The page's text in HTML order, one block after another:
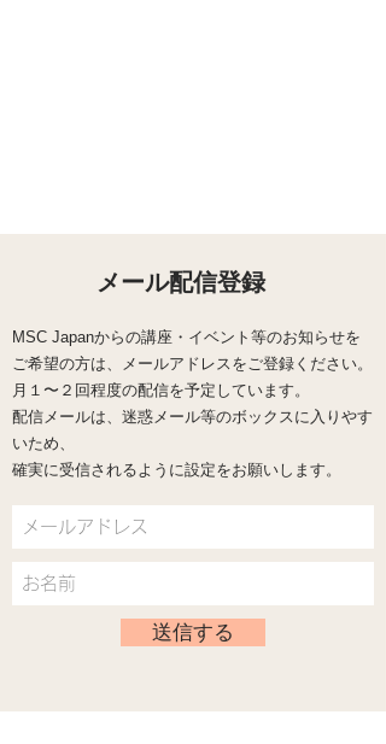
メール配信登録
MSC Japanからの講座・イベント等のお知らせを
ご希望の方は、メールアドレスをご登録ください。
​月１〜２回程度の配信を予定しています。
配信メールは、迷惑メール等のボックスに入りやす
いため、
確実に受信されるように設定をお願いします。
送信する